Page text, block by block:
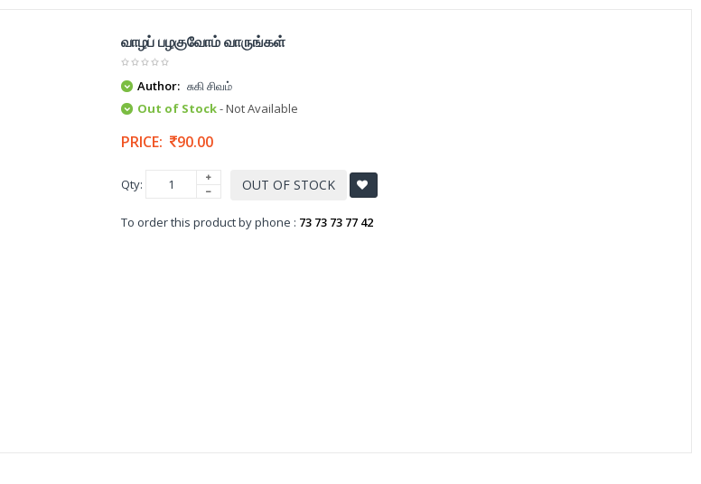
வாழப் பழகுவோம் வாருங்கள்
Author: சுகி சிவம்
Out of Stock- Not Available
PRICE: 90.00
Qty: OUT OF STOCK
To order this product by phone : 73 73 73 77 42